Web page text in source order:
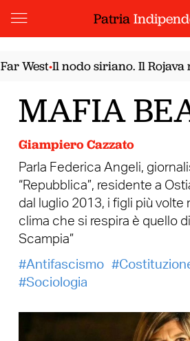
Patria
•Il nodo siriano. Il Rojava
MAFIA
Giampiero Cazzato
Parla Federica Angeli,
“Repubblica”, residente a
dal luglio 2013, i figli più volte
clima che si respira è quello
Scampia”
Antifascismo
Sociologia